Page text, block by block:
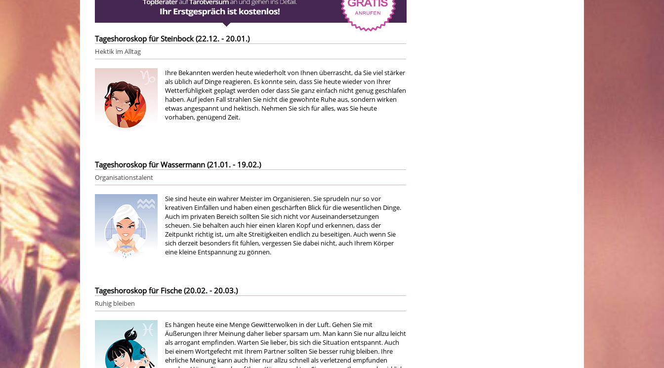
Tageshoroskop für Steinbock (22.12. - 20.01.)
Hektik im Alltag
Ihre Bekannten werden heute wiederholt von Ihnen überrascht, da Sie viel stärker
als üblich auf Dinge reagieren. Es könnte sein, dass Sie heute wieder von Ihrer
Wetterfühligkeit geplagt werden oder dass Sie ganz einfach nicht genug geschlafen
haben. Auf jeden Fall strahlen Sie nicht die gewohnte Ruhe aus, sondern wirken
etwas angespannt und hektisch. Nehmen Sie sich für alles, was Sie heute
vorhaben, genügend Zeit.
Tageshoroskop für Wassermann (21.01. - 19.02.)
Organisationstalent
Sie sind heute ein wahrer Meister im Organisieren. Sie sprudeln nur so vor
kreativen Einfällen und haben einen geschärften Blick für die wesentlichen Dinge.
Auch im privaten Bereich sollten Sie sich nicht vor Auseinandersetzungen
scheuen. Sie behalten auch hier einen klaren Kopf und erkennen, dass der
Zeitpunkt richtig ist, um alte Streitigkeiten endlich zu beseitigen. Auch wenn Sie
sich derzeit besonders fit fühlen, vergessen Sie dabei nicht, auch Ihrem Körper
eine kleine Entspannung zu gönnen.
Tageshoroskop für Fische (20.02. - 20.03.)
Ruhig bleiben
Es hängen heute eine Menge Gewitterwolken in der Luft. Gehen Sie mit
Äußerungen Ihrer Meinung daher lieber sparsam um. Man kann Sie nur allzu leicht
als arrogant empfinden. Warten Sie lieber, bis sich die Situation entspannt. Auch
bei einem Wortgefecht mit Ihrem Partner sollten Sie besser ruhig bleiben. Ihre
ehrliche Meinung kann auch hier nur allzu schnell als verletzend empfunden